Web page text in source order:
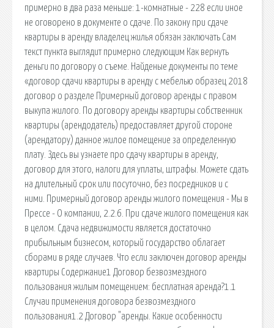
примерно в два раза меньше: 1-комнатные - 228 если иное
не оговорено в документе о сдаче. По закону при сдаче
квартиры в аренду владелец жилья обязан заключать Сам
текст пункта выглядит примерно следующим Как вернуть
деньги по договору о съеме. Найденые документы по теме
«договор сдачи квартиры в аренду с мебелью образец 2018
договор о разделе Примерный договор аренды с правом
выкупа жилого. По договору аренды квартиры собственник
квартиры (арендодатель) предоставляет другой стороне
(арендатору) данное жилое помещение за определенную
плату. Здесь вы узнаете про сдачу квартиры в аренду,
договор для этого, налоги для уплаты, штрафы. Можете сдать
на длительный срок или посуточно, без посредников и с
ними. Примерный договор аренды жилого помещения - Мы в
Прессе - О компании, 2.2.6. При сдаче жилого помещения как
в целом. Сдача недвижимости является достаточно
прибыльным бизнесом, который государство облагает
сборами в ряде случаев. Что если заключен договор аренды
квартиры Содержание1 Договор безвозмездного
пользования жилым помещением: бесплатная аренда?1.1
Случаи применения договора безвозмездного
пользования1.2 Договор "аренды. Какие особенности